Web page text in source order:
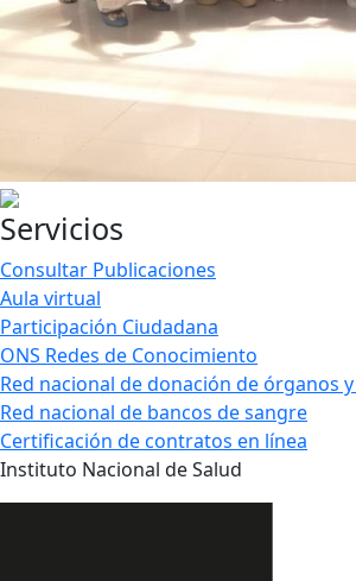
Servicios
Consultar Publicaciones
Aula virtual
Participación Ciudadana
ONS Redes de Conocimiento
Red nacional de donación de órganos
Red nacional de bancos de sangre
Certificación de contratos en línea
Instituto Nacional de Salud